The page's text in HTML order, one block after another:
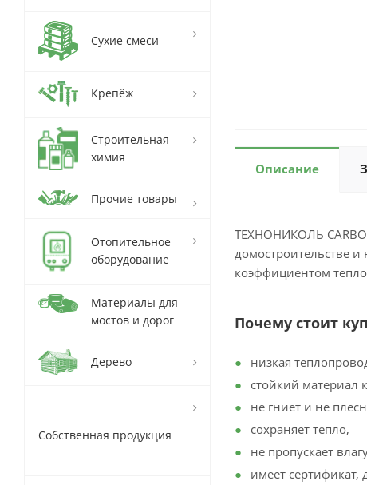
Описание
ТЕХНОНИКОЛЬ
домостроительстве
коэффициентом
Почему стоит
низкая
стойкий материал
не гниет и не
сохраняет тепло,
не пропускает
имеет
Сухие смеси
Крепёж
Строительная
химия
Прочие товары
Отопительное
оборудование
Материалы для
мостов и дорог
Дерево
Собственная продукция